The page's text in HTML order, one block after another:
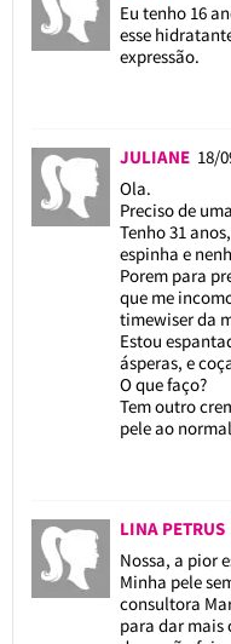
Eu tenho 16
esse
expressão.
JULIANE 18/
Ola.
Preciso de
Tenho 31
espinha e
Porem para
que me
timewiser da
Estou
ásperas, e
O que faço?
Tem outro
pele ao
LINA PETRUS
Nossa, a pior
Minha pele
consultora
para dar mais